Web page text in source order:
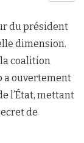
du président
dimension.
coalition
a ouvertement
l’État, mettant
de